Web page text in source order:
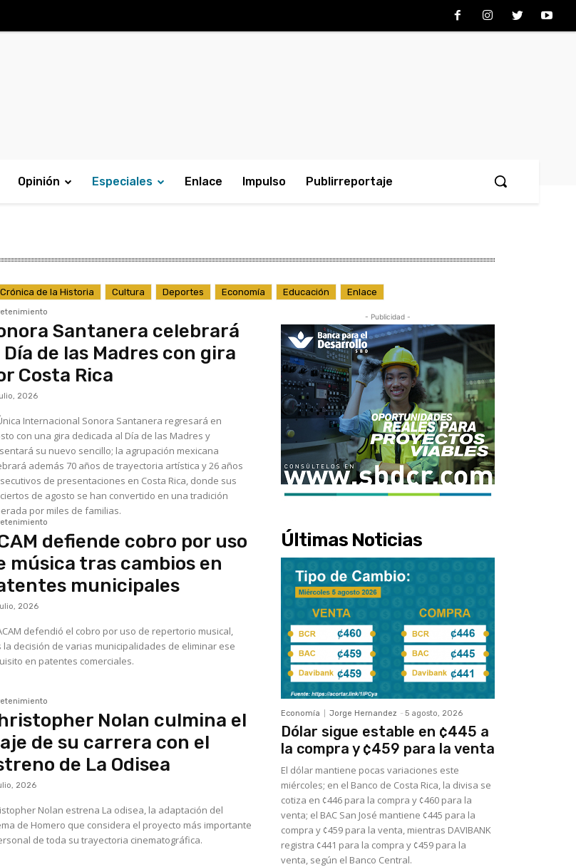
Opinión Especiales Enlace Impulso Publirreportaje
Crónica de la Historia Cultura Deportes Economía Educación Enlace
Santanera celebrará
Día de las Madres con gira
Costa Rica
2026
Internacional Sonora Santanera regresará en
con una gira dedicada al Día de las Madres y
su nuevo sencillo; la agrupación mexicana
además 70 años de trayectoria artística y 26 años
de presentaciones en Costa Rica, donde sus
de agosto se han convertido en una tradición
por miles de familias.
defiende cobro por uso
música tras cambios en
municipales
2026
defendió el cobro por uso de repertorio musical,
la decisión de varias municipalidades de eliminar ese
en patentes comerciales.
Nolan culmina el
de su carrera con el
de La Odisea
2026
Nolan estrena La odisea, la adaptación del
de Homero que considera el proyecto más importante
de toda su trayectoria cinematográfica.
- Publicidad -
Últimas Noticias
Economía Jorge Hernandez - 5 agosto, 2026
Dólar sigue estable en ¢445 a
la compra y ¢459 para la venta
El dólar mantiene pocas variaciones este
miércoles; en el Banco de Costa Rica, la divisa se
cotiza en ¢446 para la compra y ¢460 para la
venta; el BAC San José mantiene ¢445 para la
compra y ¢459 para la venta, mientras DAVIBANK
registra ¢441 para la compra y ¢459 para la
venta, según el Banco Central.